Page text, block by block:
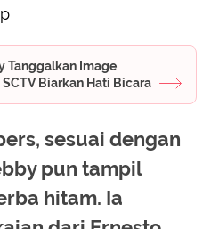
Tanggalkan Image
Biarkan Hati Bicara
sesuai dengan
pun tampil
hitam. Ia